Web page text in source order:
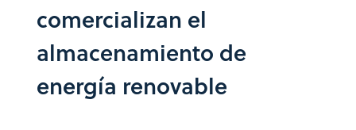
comercializan el
almacenamiento de
energía renovable